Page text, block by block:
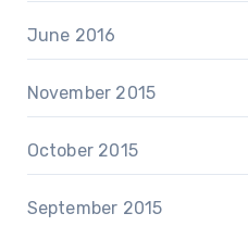
June 2016
November 2015
October 2015
September 2015